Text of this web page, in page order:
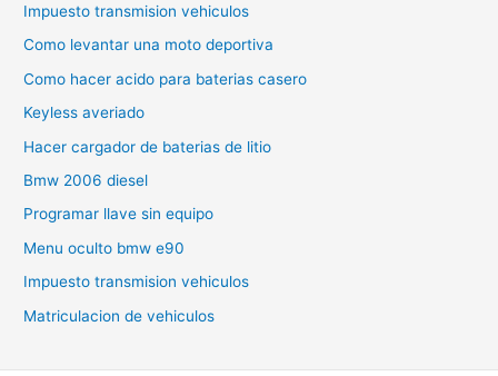
Impuesto transmision vehiculos
Como levantar una moto deportiva
Como hacer acido para baterias casero
Keyless averiado
Hacer cargador de baterias de litio
Bmw 2006 diesel
Programar llave sin equipo
Menu oculto bmw e90
Impuesto transmision vehiculos
Matriculacion de vehiculos